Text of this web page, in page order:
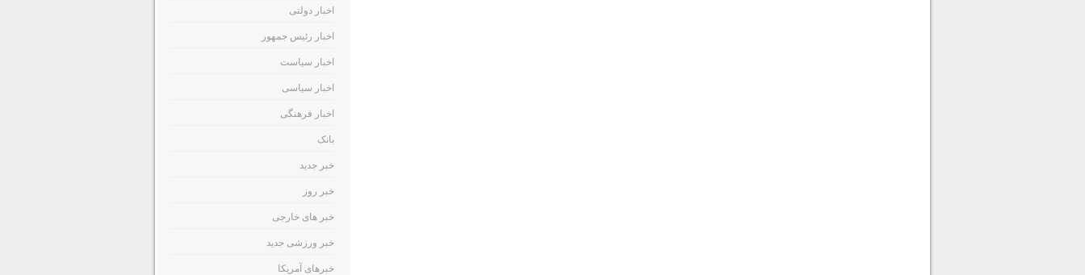
اخبار دولتی
اخبار رئیس جمهور
اخبار سیاست
اخبار سیاسی
اخبار فرهنگی
بانک
خبر جدید
خبر روز
خبر های خارجی
خبر ورزشی جدید
خبرهای آمریکا